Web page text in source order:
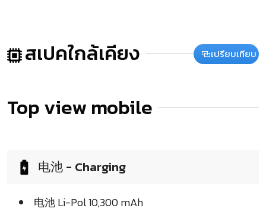
สเปคใกล้เคียง เปรียบเทียบ
Top view mobile
电池 - Charging
电池 Li-Pol 10,300 mAh